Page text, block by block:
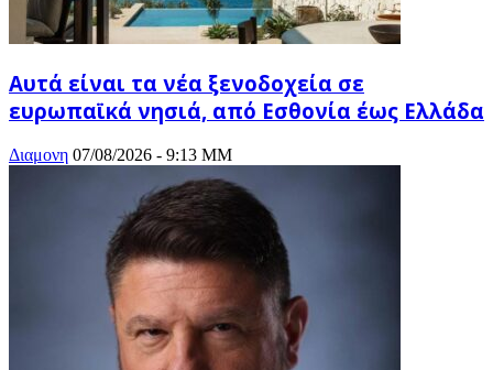
Αυτά είναι τα νέα ξενοδοχεία σε
ευρωπαϊκά νησιά, από Εσθονία έως Ελλάδα
Διαμονη 07/08/2026 - 9:13 ΜΜ